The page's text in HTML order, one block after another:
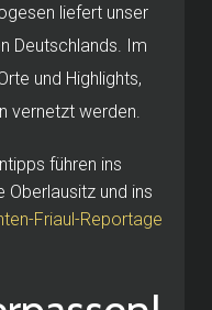
liefert unser
Deutschlands. Im
und Highlights,
vernetzt werden.
führen ins
Oberlausitz und ins
Friaul-Reportage